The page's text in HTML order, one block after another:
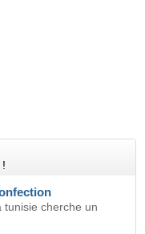
tunisie cherche un